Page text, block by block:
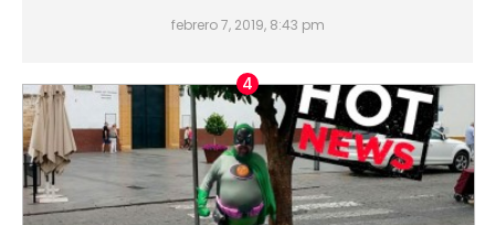
febrero 7, 2019, 8:43 pm